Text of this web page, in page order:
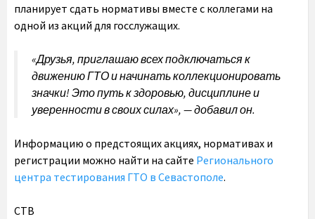
планирует сдать нормативы вместе с коллегами на
одной из акций для госслужащих.
«Друзья, приглашаю всех подключаться к
движению ГТО и начинать коллекционировать
значки! Это путь к здоровью, дисциплине и
уверенности в своих силах», — добавил он.
Информацию о предстоящих акциях, нормативах и
регистрации можно найти на сайте Регионального
центра тестирования ГТО в Севастополе.
СТВ